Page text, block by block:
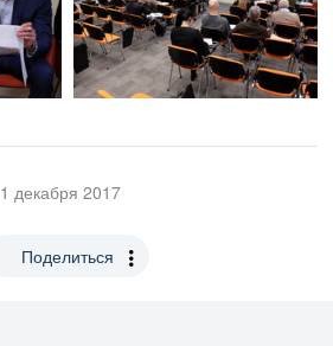
1 декабря 2017
Поделиться